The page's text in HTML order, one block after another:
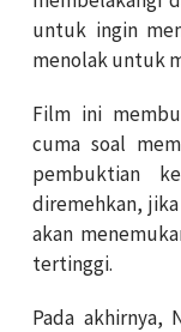
untuk ingin
menolak untuk
Film ini
cuma soal
pembuktian
diremehkan,
akan
tertinggi.
Pada akhirnya,